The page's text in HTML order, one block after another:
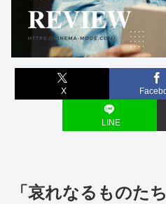
X
LINE
「哀れなるものた